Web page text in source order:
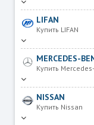
LIFAN
Купить LIFAN
MERCEDES-
Купить
NISSAN
Купить Nissan